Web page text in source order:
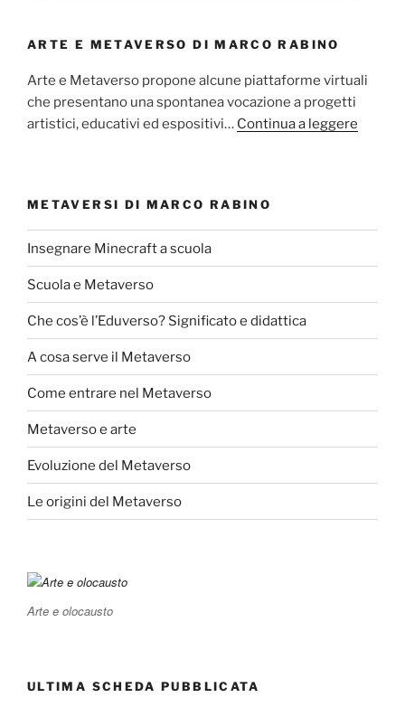
ARTE E METAVERSO DI MARCO RABINO
Arte e Metaverso propone alcune piattaforme virtuali
che presentano una spontanea vocazione a progetti
artistici, educativi ed espositivi… Continua a leggere
METAVERSI DI MARCO RABINO
Insegnare Minecraft a scuola
Scuola e Metaverso
Che cos’è l’Eduverso? Significato e didattica
A cosa serve il Metaverso
Come entrare nel Metaverso
Metaverso e arte
Evoluzione del Metaverso
Le origini del Metaverso
Arte e olocausto
ULTIMA SCHEDA PUBBLICATA